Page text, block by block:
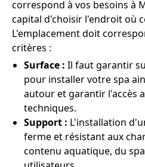
correspond à vos besoins à
capital d'choisir l'endroit où
L'emplacement doit
critères :
Surface : Il faut garantir
pour installer votre spa
autour et garantir l'accès
techniques.
Support : L'installation
ferme et résistant aux
contenu aquatique, du